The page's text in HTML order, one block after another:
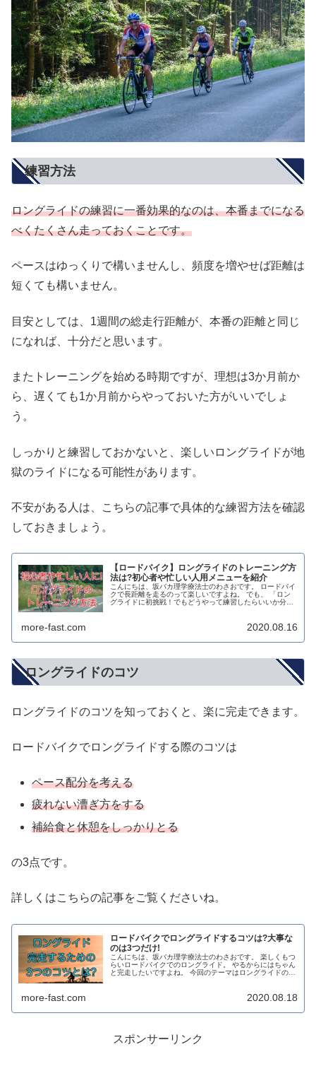
練習方法
ロングライドの練習に一番効果的なのは、本番までになる
べくたくさん走っておくことです。
ペースはゆっくりで構いませんし、頻度を増やせば距離は
短くても構いません。
目安としては、1週間の総走行距離が、本番の距離と同じ
になれば、十分だと思います。
またトレーニングを始める時期ですが、理想は3か月前か
ら、遅くても1か月前からやっておいた方がいいでしょ
う。
しっかりと練習しておかないと、楽しいロングライドが地
獄のライドになる可能性があります。
不安がある人は、こちらの記事で具体的な練習方法を確認
しておきましょう。
【ロードバイク】ロングライドのトレーニング方
法は?初心者や忙しい人用メニューを紹介
こんにちは、坂バカ理学療法士のわさおです。 ロードバイ
クで長距離を走るのって楽しいですよね。 でも、 「ロン
グライドに初挑戦！でもどうやって練習したらいいか分か
more-fast.com 2020.08.16
ロングライドのコツ
ロングライドのコツを知っておくと、楽に完走できます。
ロードバイクでロングライドする際のコツは
ペース配分を考える
疲れない漕ぎ方をする
補給食と休憩をしっかりとる
の3点です。
詳しくはこちらの記事をご覧くださいね。
ロードバイクでロングライドするコツは?大事な
のは3つだけ!
こんにちは、坂バカ理学療法士のわさおです。 楽しくもつ
らいロードバイクでのロングライド。 やるからにはちゃん
と完走したいですよね。 今回のテーマはロングライドのコ
more-fast.com 2020.08.18
スポンサーリンク